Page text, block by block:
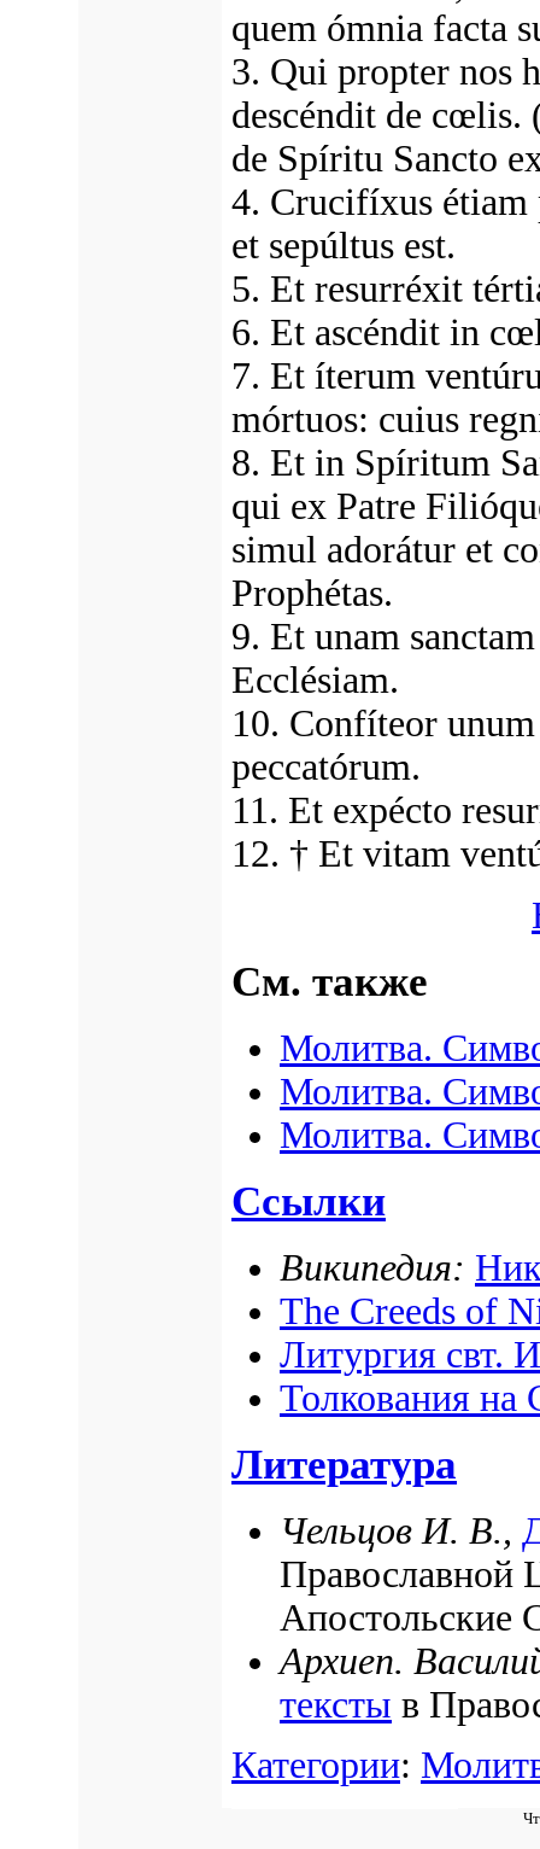
quem ómnia facta
3. Qui propter nos
descéndit de cœlis.
de Spíritu Sancto
4. Crucifíxus étiam
et sepúltus est.
5. Et resurréxit
6. Et ascéndit in
7. Et íterum
mórtuos: cuius
8. Et in Spíritum
qui ex Patre
simul adorátur et
Prophétas.
9. Et unam
Ecclésiam.
10. Confíteor
peccatórum.
11. Et expécto
12. † Et vitam
См. также
Молитва.
Молитва.
Молитва.
Ссылки
Википедия:
The Creeds of
Литургия свт.
Толкования
Литература
Чельцов И. В.,
Православной
Апостольские
Архиеп.
тексты в
Категории: